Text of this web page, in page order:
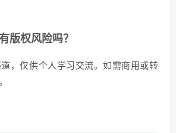
版权风险吗？
，仅供个人学习交流。如需商用或转